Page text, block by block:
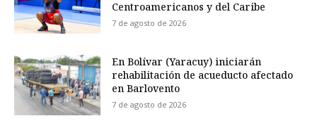
Centroamericanos y del Caribe
7 de agosto de 2026
En Bolívar (Yaracuy) iniciarán
rehabilitación de acueducto afectado
en Barlovento
7 de agosto de 2026